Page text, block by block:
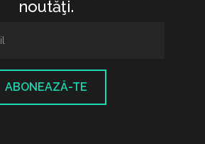
noutăţi.
ABONEAZĂ-TE